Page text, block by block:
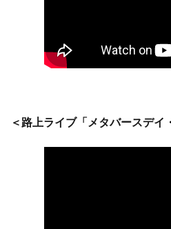
＜路上ライブ「メタバースデイ